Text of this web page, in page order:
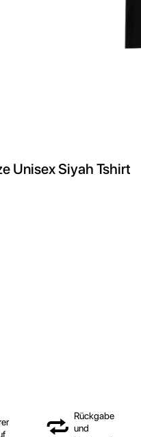
Unisex Siyah Tshirt
Rückgabe
und